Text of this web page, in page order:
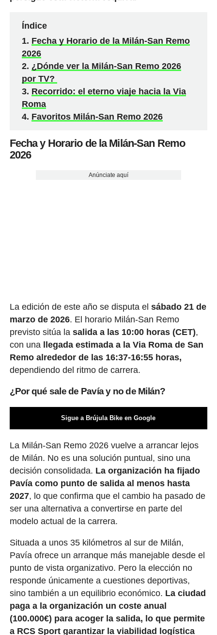
Índice
Fecha y Horario de la Milán-San Remo
2026
¿Dónde ver la Milán-San Remo 2026
por TV?
Recorrido: el eterno viaje hacia la Via
Roma
Favoritos Milán-San Remo 2026
Fecha y Horario de la Milán-San Remo
2026
Anúnciate aquí
La edición de este año se disputa el sábado 21 de
marzo de 2026. El horario Milán-San Remo
previsto sitúa la salida a las 10:00 horas (CET),
con una llegada estimada a la Via Roma de San
Remo alrededor de las 16:37-16:55 horas,
dependiendo del ritmo de carrera.
¿Por qué sale de Pavía y no de Milán?
Sigue a Brújula Bike en Google
La Milán-San Remo 2026 vuelve a arrancar lejos
de Milán. No es una solución puntual, sino una
decisión consolidada. La organización ha fijado
Pavía como punto de salida al menos hasta
2027, lo que confirma que el cambio ha pasado de
ser una alternativa a convertirse en parte del
modelo actual de la carrera.
Situada a unos 35 kilómetros al sur de Milán,
Pavía ofrece un arranque más manejable desde el
punto de vista organizativo. Pero la elección no
responde únicamente a cuestiones deportivas,
sino también a un equilibrio económico. La ciudad
paga a la organización un coste anual
(100.000€) para acoger la salida, lo que permite
a RCS Sport garantizar la viabilidad logística